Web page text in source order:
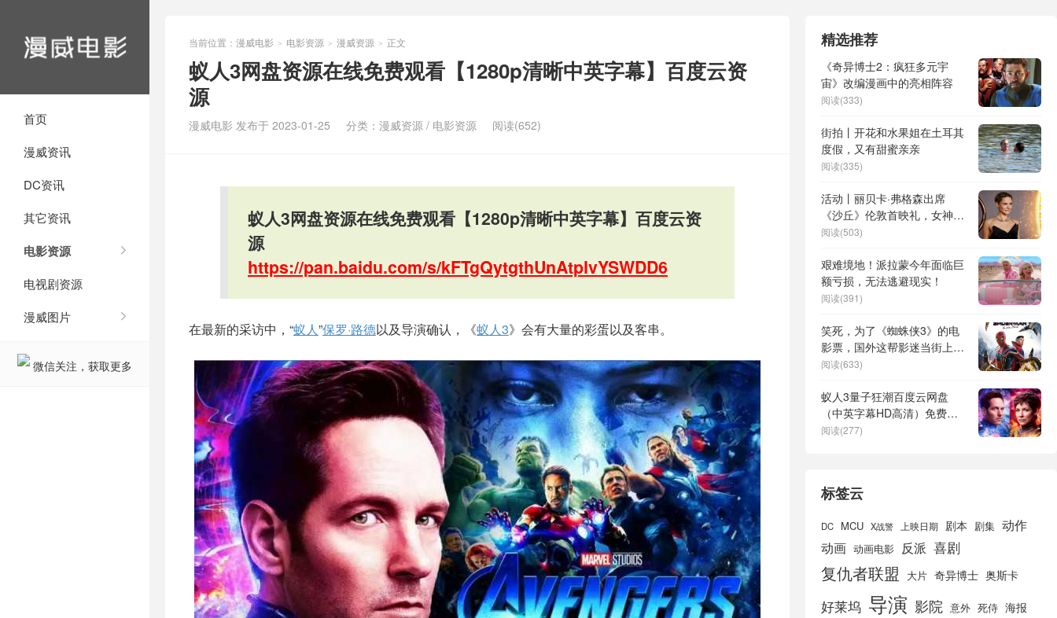
首页
漫威资讯
DC资讯
其它资讯
电影资源
电视剧资源
漫威图片
微信关注，获取更多
当前位置： 漫威电影 > 电影资源 > 漫威资源 > 正文
蚁人3网盘资源在线免费观看【1280p清晰中英字幕】百度云资
源
漫威电影 发布于 2023-01-25 分类： 漫威资源 / 电影资源 阅读(652)
蚁人3网盘资源在线免费观看【1280p清晰中英字幕】百度云资
源
https://pan.baidu.com/s/kFTgQytgthUnAtplvYSWDD6
在最新的采访中，“蚁人”保罗·路德以及导演确认，《蚁人3》会有大量的彩蛋以及客串。
精选推荐
《奇异博士2：疯狂多元宇
宙》改编漫画中的亮相阵容
阅读(333)
街拍丨开花和水果姐在土耳其
度假，又有甜蜜亲亲
阅读(335)
活动丨丽贝卡·弗格森出席
《沙丘》伦敦首映礼，女神范
儿啊~
阅读(503)
艰难境地！派拉蒙今年面临巨
额亏损，无法逃避现实！
阅读(391)
笑死，为了《蜘蛛侠3》的电
影票，国外这帮影迷当街上演
全武行！
阅读(633)
蚁人3量子狂潮百度云网盘
（中英字幕HD高清）免费资
源在线分享
阅读(277)
标签云
DC MCU X战警 上映日期 剧本 剧集 动作
动画 动画电影 反派 喜剧
复仇者联盟 大片 奇异博士 奥斯卡
好莱坞 导演 影院 意外 死侍 海报